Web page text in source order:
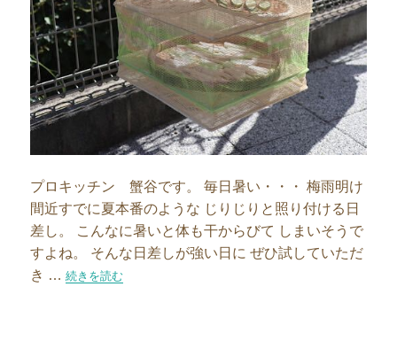
プロキッチン 蟹谷です。 毎日暑い・・・ 梅雨明け
間近すでに夏本番のような じりじりと照り付ける日
差し。 こんなに暑いと体も干からびて しまいそうで
すよね。 そんな日差しが強い日に ぜひ試していただ
き …“ようやく、干しかごデビューしました！”の
続きを読む